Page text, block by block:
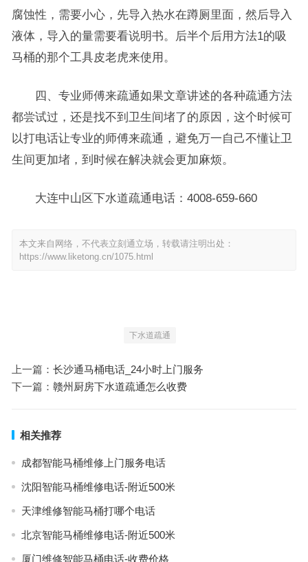
腐蚀性，需要小心，先导入热水在蹲厕里面，然后导入
液体，导入的量需要看说明书。后半个后用方法1的吸
马桶的那个工具皮老虎来使用。
四、专业师傅来疏通如果文章讲述的各种疏通方法
都尝试过，还是找不到卫生间堵了的原因，这个时候可
以打电话让专业的师傅来疏通，避免万一自己不懂让卫
生间更加堵，到时候在解决就会更加麻烦。
大连中山区下水道疏通电话：4008-659-660
本文来自网络，不代表立刻通立场，转载请注明出处：
https://www.liketong.cn/1075.html
下水道疏通
上一篇： 长沙通马桶电话_24小时上门服务
下一篇： 赣州厨房下水道疏通怎么收费
相关推荐
成都智能马桶维修上门服务电话
沈阳智能马桶维修电话-附近500米
天津维修智能马桶打哪个电话
北京智能马桶维修电话-附近500米
厦门维修智能马桶电话-收费价格